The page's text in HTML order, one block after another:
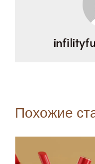
Похожие